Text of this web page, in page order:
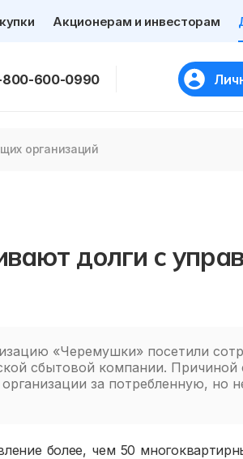
Акционерам и инвесторам
800-600-0990
организаций
долги с
«Черемушки» посетили
сбытовой компании. Причиной
за потребленную, но
более, чем 50